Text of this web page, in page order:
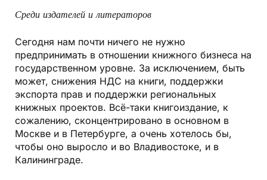
Среди издателей и литераторов
Сегодня нам почти ничего не нужно
предпринимать в отношении книжного бизнеса на
государственном уровне. За исключением, быть
может, снижения НДС на книги, поддержки
экспорта прав и поддержки региональных
книжных проектов. Всё-таки книгоиздание, к
сожалению, сконцентрировано в основном в
Москве и в Петербурге, а очень хотелось бы,
чтобы оно выросло и во Владивостоке, и в
Калининграде.